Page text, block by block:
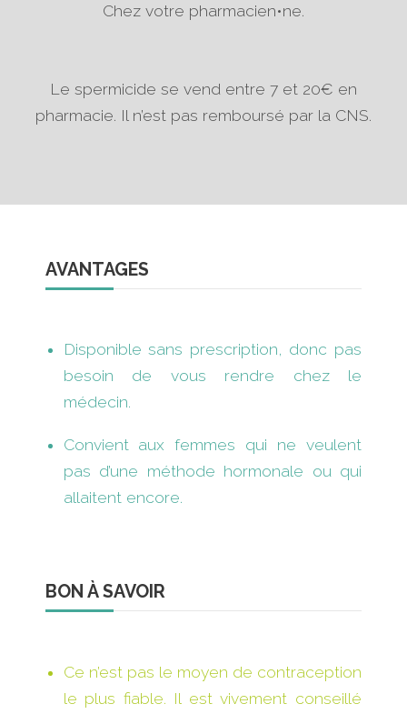
Chez votre pharmacien•ne.
Le spermicide se vend entre 7 et 20€ en
pharmacie. Il n’est pas remboursé par la CNS.
AVANTAGES
Disponible sans prescription, donc pas
besoin de vous rendre chez le
médecin.
Convient aux femmes qui ne veulent
pas d’une méthode hormonale ou qui
allaitent encore.
BON À SAVOIR
Ce n’est pas le moyen de contraception
le plus fiable. Il est vivement conseillé